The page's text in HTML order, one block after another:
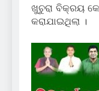
ଖୁଚୁରା ବିକ୍ରୟ
କରାଯାଇଥିଲା ।